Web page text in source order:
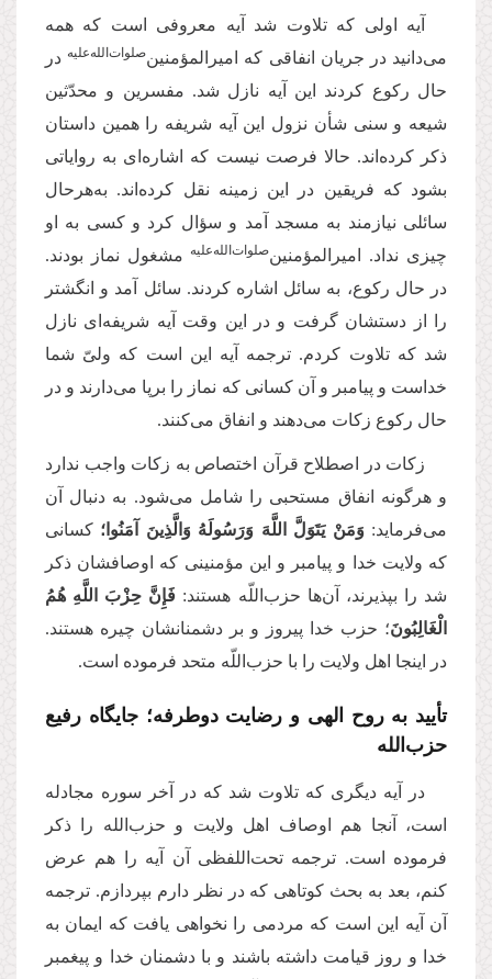
آیه اولی که تلاوت شد آیه معروفی است که همه
می‌دانید در جریان انفاقی که امیرالمؤمنین‌صلوات‌‌الله‌‌عليه در
حال رکوع کردند این آیه نازل شد. مفسرین و محدّثین
شیعه و سنی شأن نزول این آیه شریفه را همین داستان
ذکر کرده‌اند. حالا فرصت نیست که اشاره‌ای به روایاتی
بشود که فریقین در این زمینه نقل کرده‌اند. به‌هرحال
سائلی نیازمند به مسجد آمد و سؤال کرد و کسی به او
چیزی نداد. امیرالمؤمنین‌صلوات‌‌الله‌‌عليه مشغول نماز بودند.
در حال رکوع، به سائل اشاره کردند. سائل آمد و انگشتر
را از دستشان گرفت و در این وقت آیه شریفه‌ای نازل
شد که تلاوت کردم. ترجمه آیه این است که ولیّ شما
خداست و پیامبر و آن کسانی که نماز را برپا می‌دارند و در
حال رکوع زکات می‌دهند و انفاق می‌کنند.
زکات در اصطلاح قرآن اختصاص به زکات واجب ندارد
و هرگونه انفاق مستحبی را شامل می‌شود. به دنبال آن
می‌فرماید:وَمَنْ يَتَوَلَّ اللَّهَ وَرَسُولَهُ وَالَّذِينَ آمَنُوا؛ کسانی
که ولایت خدا و پیامبر و این مؤمنینی که اوصافشان ذکر
شد را بپذیرند، آن‌ها حزب‌اللّه هستند: فَإِنَّ حِزْبَ اللَّهِ هُمُ
الْغَالِبُونَ؛ حزب خدا پیروز و بر دشمنانشان چیره هستند.
در اینجا اهل ولایت را با حزب‌اللّه متحد فرموده است.
تأیید به روح الهی و رضایت دوطرفه؛ جایگاه رفیع
حزب‌الله
در آیه دیگری که تلاوت شد که در آخر سوره مجادله
است، آنجا هم اوصاف اهل ولایت و حزب‌الله را ذکر
فرموده است. ترجمه تحت‌اللفظی آن آیه را هم عرض
کنم، بعد به بحث کوتاهی که در نظر دارم بپردازم. ترجمه
آن آیه این است که مردمی را نخواهی یافت که ایمان به
خدا و روز قیامت داشته باشند و با دشمنان خدا و پیغمبر